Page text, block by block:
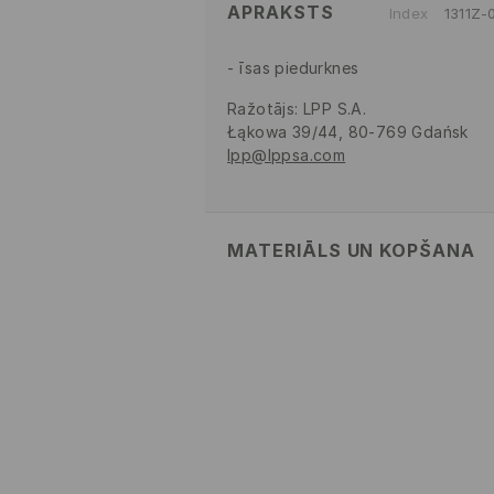
APRAKSTS Index 1311Z-
īsas piedurknes
Ražotājs: LPP S.A.
Łąkowa 39/44, 80-769 Gdańsk
lpp@lppsa.com
MATERIĀLS UN KOPŠANA